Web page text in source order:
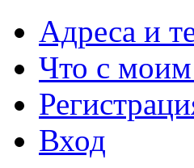
Адреса и
Что с моим
Вход